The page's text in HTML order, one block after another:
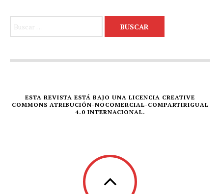
ESTA REVISTA ESTÁ BAJO UNA LICENCIA CREATIVE
COMMONS ATRIBUCIÓN-NOCOMERCIAL-COMPARTIRIGUAL
4.0 INTERNACIONAL.